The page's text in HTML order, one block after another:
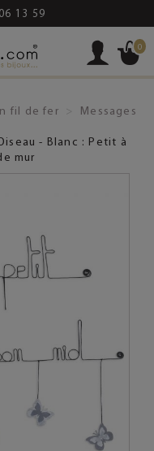
13 59
0
fil de fer
Messages
- Blanc : Petit à
mur